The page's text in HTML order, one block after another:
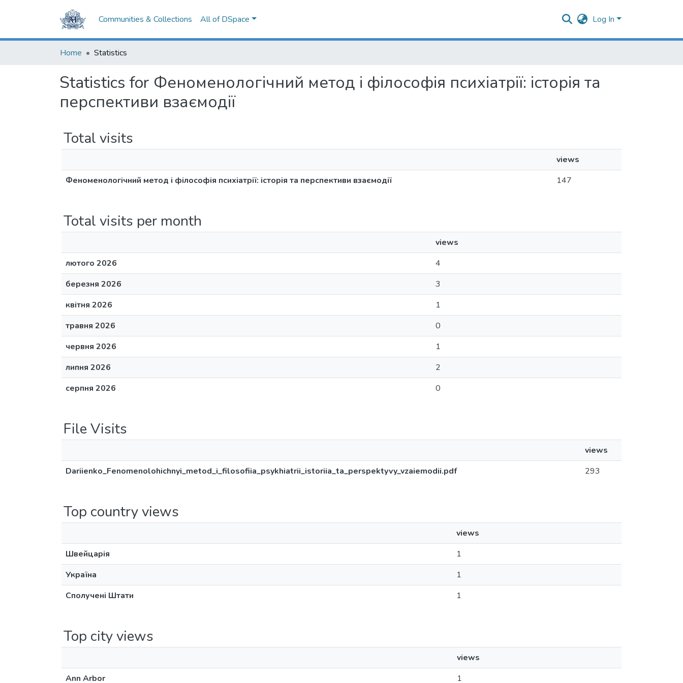
Communities & Collections All of DSpace Log In
Home Statistics
Statistics for Феноменологічний метод і філософія психіатрії: історія та
перспективи взаємодії
Total visits
views
Феноменологічний метод і філософія психіатрії: історія та перспективи взаємодії
147
Total visits per month
views
лютого 2026
4
березня 2026
3
квітня 2026
1
травня 2026
0
червня 2026
1
липня 2026
2
серпня 2026
0
File Visits
views
Dariienko_Fenomenolohichnyi_metod_i_filosofiia_psykhiatrii_istoriia_ta_perspektyvy_vzaiemodii.pdf
293
Top country views
views
Швейцарія
1
Україна
1
Сполучені Штати
1
Top city views
views
Ann Arbor
1